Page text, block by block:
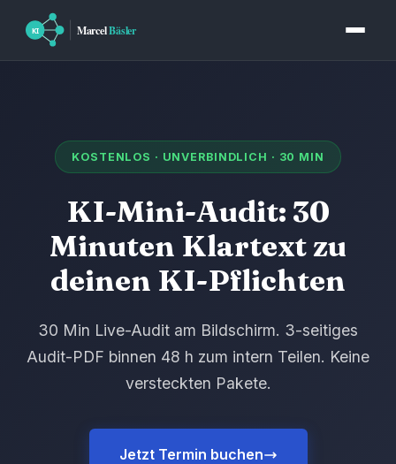
KOSTENLOS · UNVERBINDLICH · 30 MIN
KI-Mini-Audit: 30
Minuten Klartext zu
deinen KI-Pflichten
30 Min Live-Audit am Bildschirm. 3-seitiges
Audit-PDF binnen 48 h zum intern Teilen. Keine
versteckten Pakete.
Jetzt Termin buchen